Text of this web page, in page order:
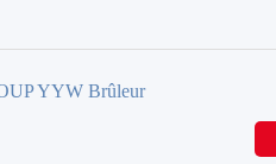
YYW Brûleur